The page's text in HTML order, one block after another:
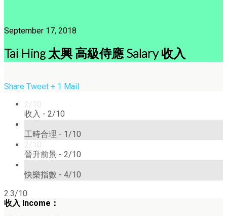
September 17, 2018
Tai Hing 太興 高級侍應 Salary 收入
Share Tweet + 1 Mail
2/10
收入 - 2/10
工時合理 - 1/10
2/10
晉升前景 - 2/10
快樂指數 - 4/10
2.3/10
收入 Income：